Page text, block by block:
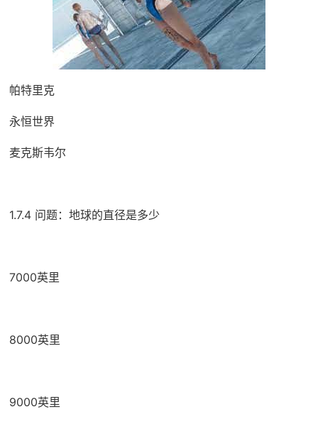
帕特里克
永恒世界
麦克斯韦尔
1.7.4 问题：地球的直径是多少
7000英里
8000英里
9000英里